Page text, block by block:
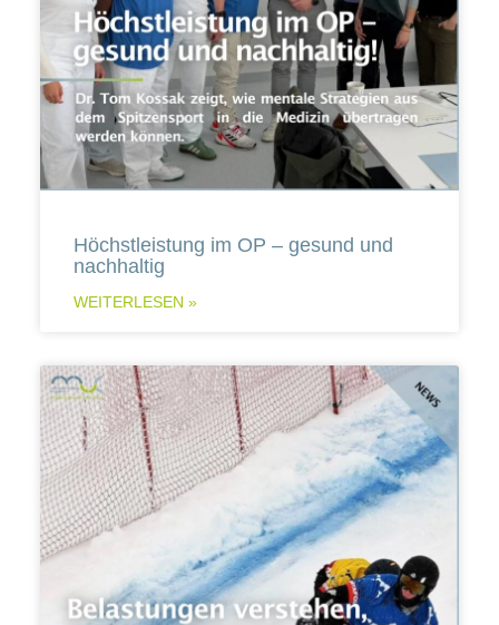
Höchstleistung im OP – gesund und
nachhaltig
WEITERLESEN »